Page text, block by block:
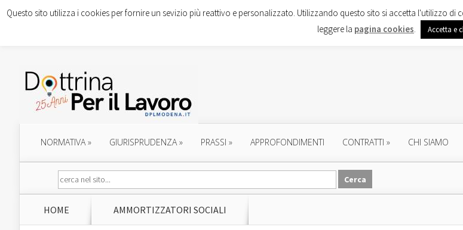
NORMATIVA» GIURISPRUDENZA» PRASSI » APPROFONDIMENTI CONTRATTI » CHI SIAMO
HOME AMMORTIZZATORI SOCIALI
Questo sito utilizza i cookies per fornire un sevizio più reattivo e personalizzato. Utilizzando questo sito si accetta l'utilizzo
leggere la pagina cookies. Accetta e